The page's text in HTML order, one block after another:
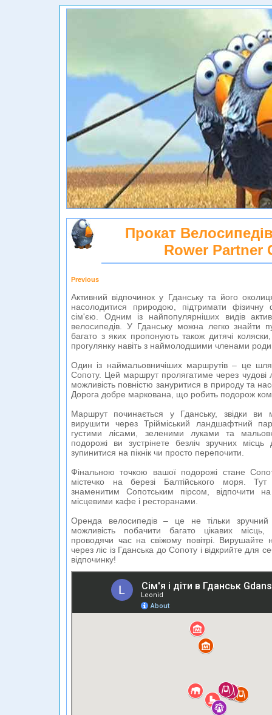
Прокат
Rower Partner
Previous
Активний відпочинок у Гданську та його
насолодитися природою, підтримати
сім'єю. Одним із найпопулярніших видів
велосипедів. У Гданську можна легко знайти
багато з яких пропонують також дитячі
прогулянку навіть з наймолодшими членами
Один із наймальовничіших маршрутів – це
Сопоту. Цей маршрут пролягатиме через чудові
можливість повністю зануритися в природу та
Дорога добре маркована, що робить подорож
Маршрут починається у Гданську, звідки ви
вирушити через Трійміський ландшафтний
густими лісами, зеленими луками та
подорожі ви зустрінете безліч зручних
зупинитися на пікнік чи просто перепочити.
Фінальною точкою вашої подорожі стане
містечко на березі Балтійського моря.
знаменитим Сопотським пірсом, відпочити
місцевими кафе і ресторанами.
Оренда велосипедів – це не тільки
можливість побачити багато цікавих
проводячи час на свіжому повітрі. Вирушайте
через ліс із Гданська до Сопоту і відкрийте для
відпочинку!